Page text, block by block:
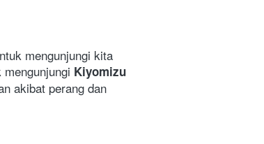
mengunjungi kita
mengunjungi Kiyomizu
akibat perang dan